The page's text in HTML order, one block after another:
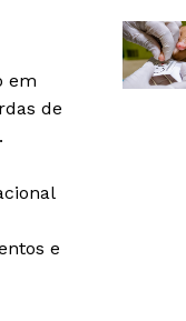
em
de
e